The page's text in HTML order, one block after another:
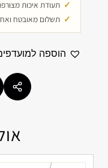
תעודת איכות
תשלום מאובטח ואחריות
הוספה